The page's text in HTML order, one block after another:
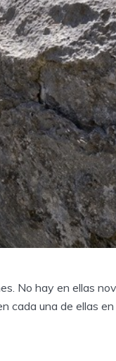
No hay en ellas
cada una de ellas